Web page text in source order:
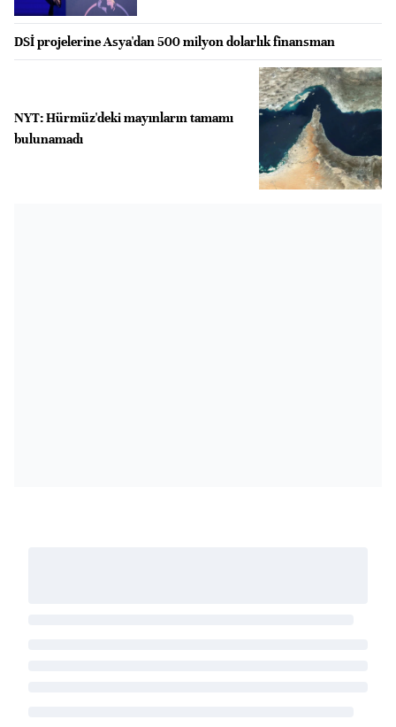
DSİ projelerine Asya'dan 500 milyon dolarlık finansman
NYT: Hürmüz'deki mayınların tamamı
bulunamadı